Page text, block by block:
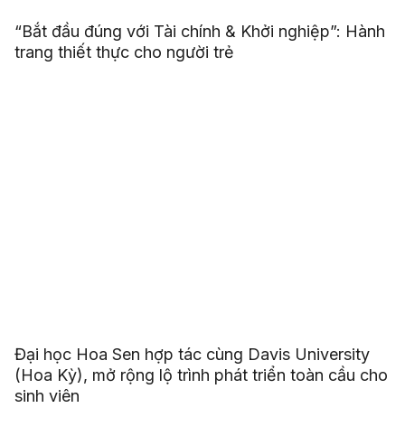
“Bắt đầu đúng với Tài chính & Khởi nghiệp”: Hành
trang thiết thực cho người trẻ
Đại học Hoa Sen hợp tác cùng Davis University
(Hoa Kỳ), mở rộng lộ trình phát triển toàn cầu cho
sinh viên